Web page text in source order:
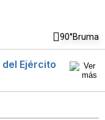
90°Bruma
Ejército